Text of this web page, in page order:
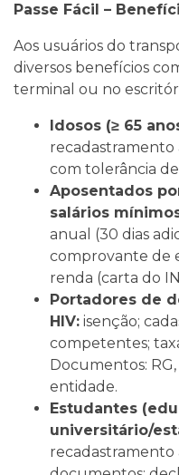
Passe Fácil –
Aos usuários do
diversos benefícios
terminal ou no
Idosos (≥ 65
recadastramento
com tolerância
Aposentados
salários
anual (30 dias
comprovante de
renda (carta do
Portadores de
HIV: isenção;
competentes;
Documentos:
entidade.
Estudantes
universitário/
recadastramento